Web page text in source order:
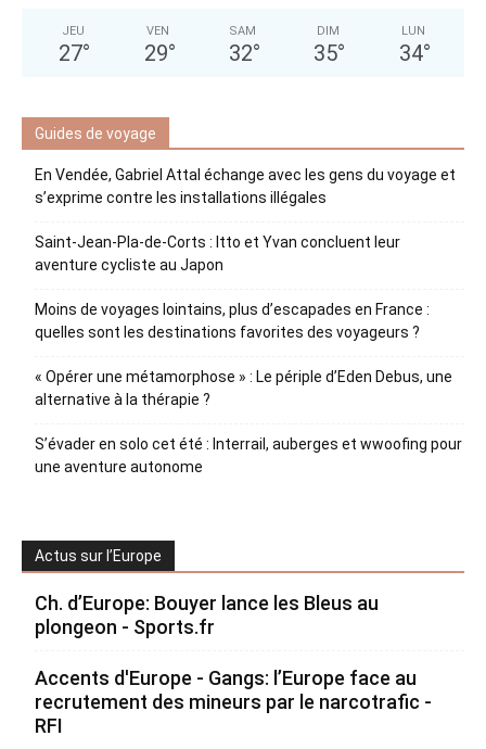
JEU
27°
VEN
29°
SAM
32°
DIM
35°
LUN
34°
Guides de voyage
En Vendée, Gabriel Attal échange avec les gens du voyage et
s’exprime contre les installations illégales
Saint-Jean-Pla-de-Corts : Itto et Yvan concluent leur
aventure cycliste au Japon
Moins de voyages lointains, plus d’escapades en France :
quelles sont les destinations favorites des voyageurs ?
« Opérer une métamorphose » : Le périple d’Eden Debus, une
alternative à la thérapie ?
S’évader en solo cet été : Interrail, auberges et wwoofing pour
une aventure autonome
Actus sur l’Europe
Ch. d’Europe: Bouyer lance les Bleus au
plongeon - Sports.fr
Accents d'Europe - Gangs: l’Europe face au
recrutement des mineurs par le narcotrafic -
RFI